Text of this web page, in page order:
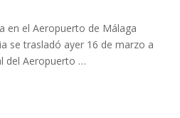
en el Aeropuerto de Málaga
se trasladó ayer 16 de marzo a
del Aeropuerto …